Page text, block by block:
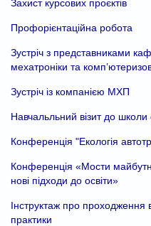
Захист курсових проєктів
Профорієнтаційна робота
Зустріч з представниками
мехатроніки та
Зустріч із компанією МХП
Навчальльний візит до школи
Конференція "Екологія
Конференція «Мости
нові підходи до освіти»
Інструктаж про проходження
практики